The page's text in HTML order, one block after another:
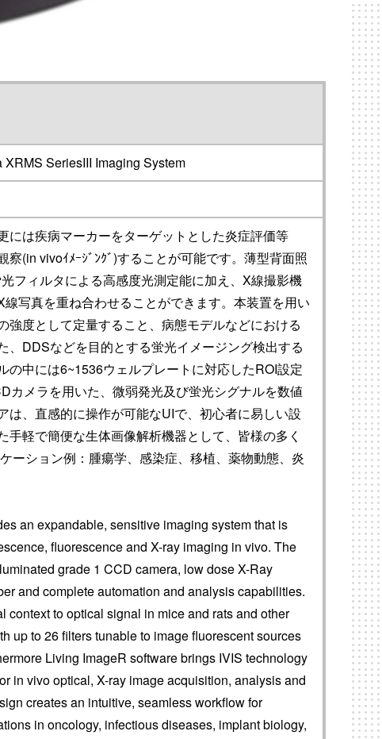
SeriesIII Imaging System
には疾病マーカーをターゲットとした炎症評価等
(in vivoｲﾒｰｼﾞﾝｸﾞ)することが可能です。薄型背面照
フィルタによる高感度光測定能に加え、X線撮影機
写真を重ね合わせることができます。本装置を用い
強度として定量すること、病態モデルなどにおける
、DDSなどを目的とする蛍光イメージング検出する
の中には6~1536ウェルプレートに対応したROI設定
カメラを用いた、微弱発光及び蛍光シグナルを数値
は、直感的に操作が可能なUIで、初心者に易しい設
軽で簡便な生体画像解析機器として、皆様の多く
ーション例：腫瘍学、感染症、移植、薬物動態、炎
an expandable, sensitive imaging system that is
fluorescence and X-ray imaging in vivo. The
grade 1 CCD camera, low dose X-Ray
and complete automation and analysis capabilities.
context to optical signal in mice and rats and other
up to 26 filters tunable to image fluorescent sources
Living ImageR software brings IVIS technology
in vivo optical, X-ray image acquisition, analysis and
creates an intuitive, seamless workflow for
in oncology, infectious diseases, implant biology,